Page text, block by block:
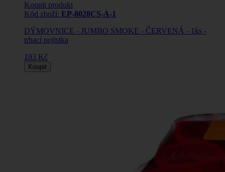
Koupit produkt
Kód zboží: EP-8028CS-A-1
DÝMOVNICE - JUMBO SMOKE - ČERVENÁ - 1ks -
trhací pojistka
193 Kč
Koupit